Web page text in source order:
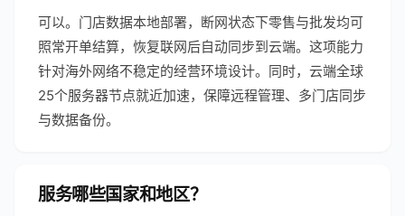
可以。门店数据本地部署，断网状态下零售与批发均可
照常开单结算，恢复联网后自动同步到云端。这项能力
针对海外网络不稳定的经营环境设计。同时，云端全球
25个服务器节点就近加速，保障远程管理、多门店同步
与数据备份。
服务哪些国家和地区？